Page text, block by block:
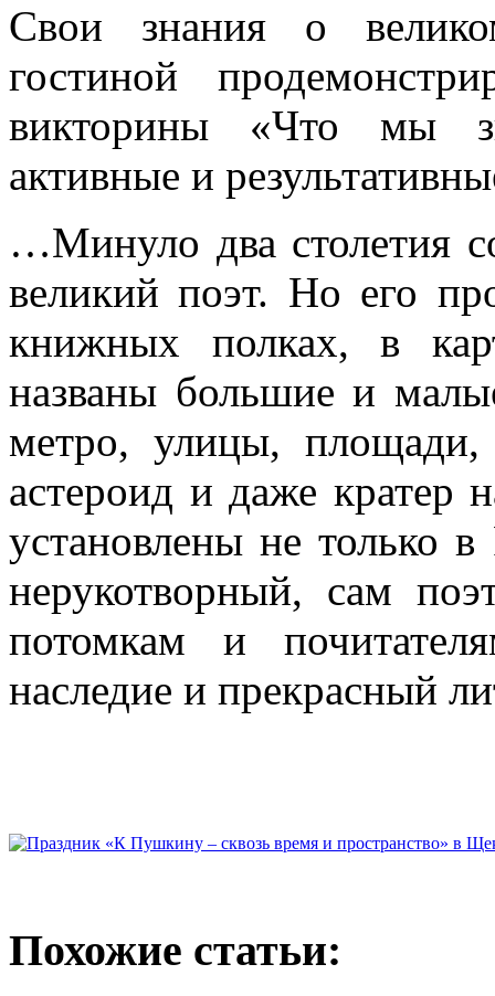
Свои знания о
гостиной
викторины «Что мы
активные и
…Минуло два столетия
великий поэт. Но его
книжных полках, в
названы большие и
метро, улицы, площади,
астероид и даже кратер
установлены не только
нерукотворный, сам
потомкам и
наследие и прекрасный
Похожие статьи: